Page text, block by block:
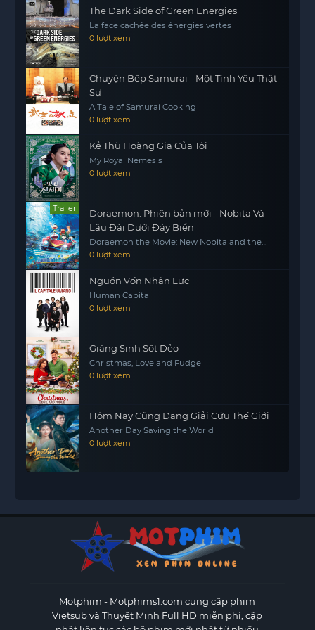
xem cảm thấy hồi hộp và ám ảnh, khi từng bí mật
được hé lộ dần dần. Liệu nhóm phóng viên có thể
thoát khỏi sự kìm kẹp của ám ma, hay họ sẽ trở
thành nạn nhân của hồ nước bí ẩn này?
The Dark Side of Green Energies
La face cachée des énergies vertes
0 lượt xem
Chuyện Bếp Samurai - Một Tình Yêu Thật
Sự
A Tale of Samurai Cooking
0 lượt xem
Kẻ Thù Hoàng Gia Của Tôi
My Royal Nemesis
0 lượt xem
Trailer
Doraemon: Phiên bản mới - Nobita Và
Lâu Đài Dưới Đáy Biển
Doraemon the Movie: New Nobita and the
Castle of the Undersea Devil
0 lượt xem
Nguồn Vốn Nhân Lực
Human Capital
0 lượt xem
Giáng Sinh Sốt Dẻo
Christmas, Love and Fudge
0 lượt xem
Hôm Nay Cũng Đang Giải Cứu Thế Giới
Another Day Saving the World
0 lượt xem
Motphim - Motphims1.com cung cấp phim
Vietsub và Thuyết Minh Full HD miễn phí, cập